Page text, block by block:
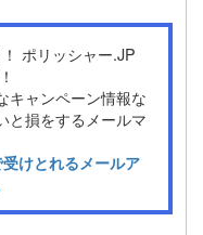
ポリッシャー.JP
キャンペーン情報な
と損をするメールマ
けとれるメールア